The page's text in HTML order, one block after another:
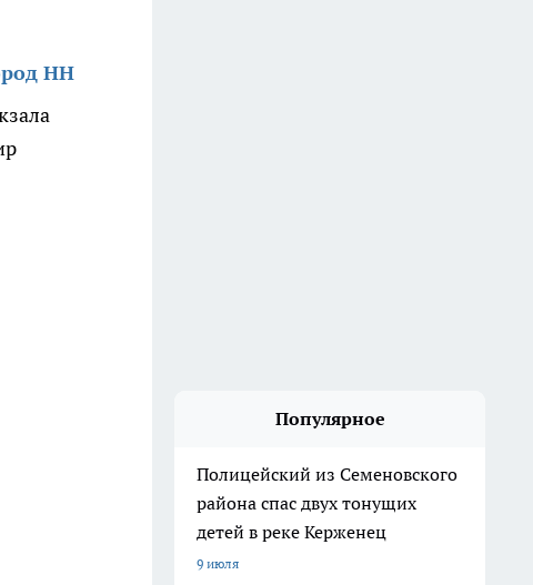
НН
Популярное
Полицейский из Семеновского
района спас двух тонущих
детей в реке Керженец
9 июля